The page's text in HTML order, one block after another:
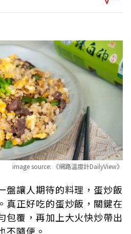
image source: 《網路溫度計DailyView》
盤讓人期待的料理，蛋炒飯
真正好吃的蛋炒飯，關鍵在
包覆，再加上大火快炒帶出
不隨便。